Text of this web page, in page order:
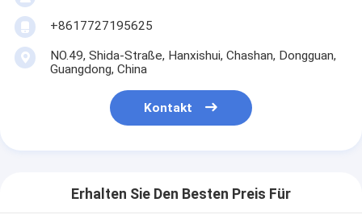
+8617727195625
NO.49, Shida-Straße, Hanxishui, Chashan, Dongguan,
Guangdong, China
Kontakt
Erhalten Sie Den Besten Preis Für